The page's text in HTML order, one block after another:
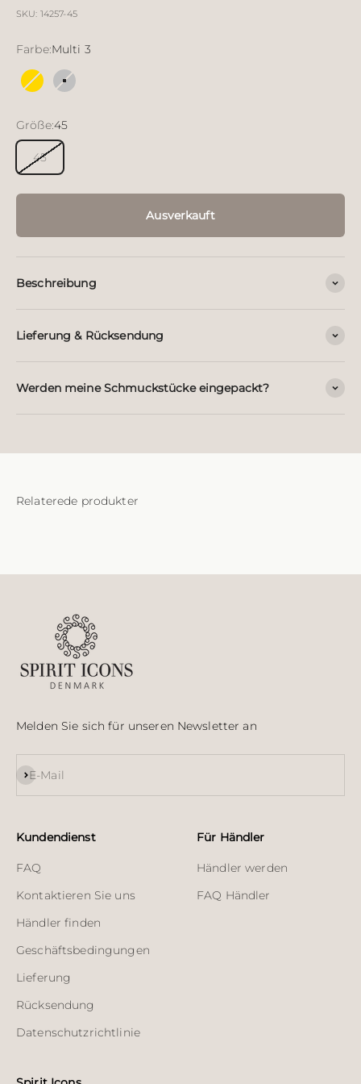
SKU: 14257-45
Farbe:Multi 3
Multi 2Multi 3
Größe:45
45
Ausverkauft
Beschreibung
Lieferung & Rücksendung
Werden meine Schmuckstücke eingepackt?
Melden Sie sich für unseren Newsletter an
E-Mail
Abonnieren
Kundendienst
FAQ
Kontaktieren Sie uns
Händler finden
Geschäftsbedingungen
Lieferung
Rücksendung
Datenschutzrichtlinie
Für Händler
Händler werden
FAQ Händler